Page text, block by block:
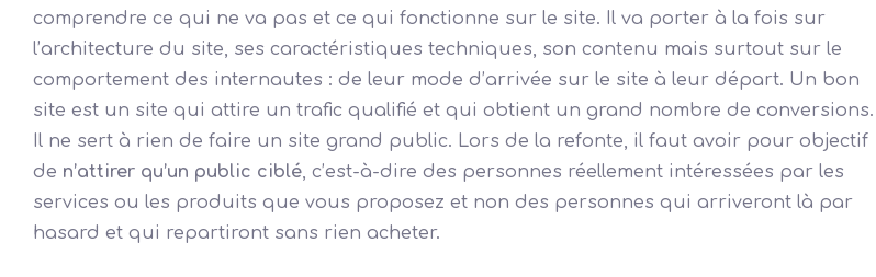
comprendre ce qui ne va pas et ce qui fonctionne sur le site. Il va porter à la fois sur
l’architecture du site, ses caractéristiques techniques, son contenu mais surtout sur le
comportement des internautes : de leur mode d’arrivée sur le site à leur départ. Un bon
site est un site qui attire un trafic qualifié et qui obtient un grand nombre de conversions.
Il ne sert à rien de faire un site grand public. Lors de la refonte, il faut avoir pour objectif
de n’attirer qu’un public ciblé, c’est-à-dire des personnes réellement intéressées par les
services ou les produits que vous proposez et non des personnes qui arriveront là par
hasard et qui repartiront sans rien acheter.